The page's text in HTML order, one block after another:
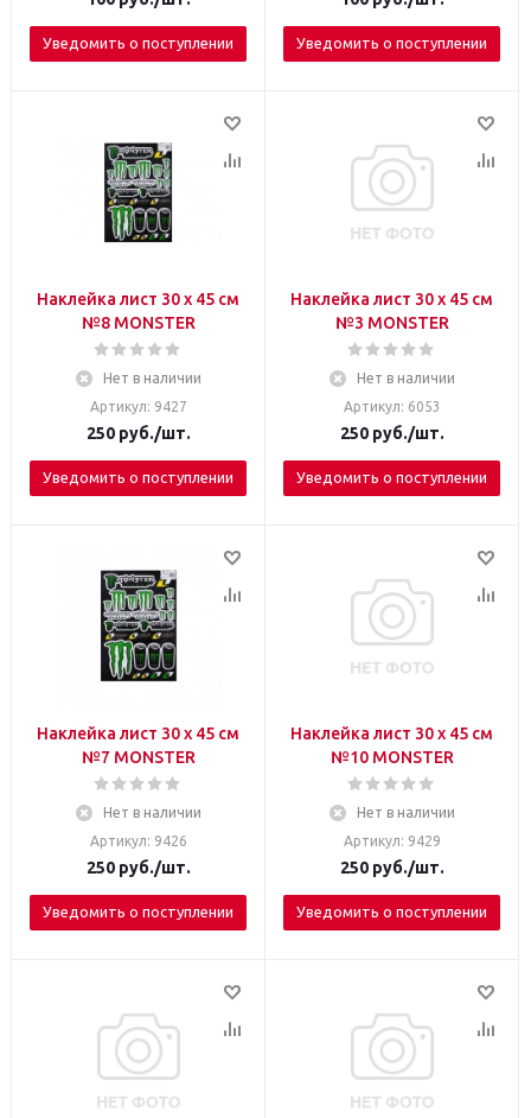
Уведомить о поступлении Уведомить о поступлении
Наклейка лист 30 х 45 см
№8 МОNSTER
Нет в наличии
Артикул: 9427
250руб./шт.
Уведомить о поступлении
Наклейка лист 30 х 45 см
№3 МОNSTER
Нет в наличии
Артикул: 6053
250руб./шт.
Уведомить о поступлении
Наклейка лист 30 х 45 см
№7 МОNSTER
Нет в наличии
Артикул: 9426
250руб./шт.
Уведомить о поступлении
Наклейка лист 30 х 45 см
№10 МОNSTER
Нет в наличии
Артикул: 9429
250руб./шт.
Уведомить о поступлении